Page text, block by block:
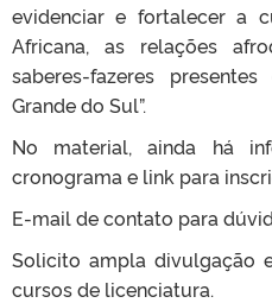
evidenciar e fortalecer a
Africana, as relações
saberes-fazeres
Grande do Sul”.
No material, ainda há
cronograma e link para
E-mail de contato para
Solicito ampla divulgação
cursos de licenciatura.